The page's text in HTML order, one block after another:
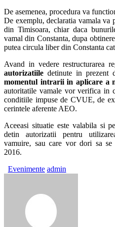
De asemenea, procedura va
De exemplu, declaratia vamala va
din Timisoara, chiar daca
vamal din Constanta, dupa
putea circula liber din Constanta
Avand in vedere restructurarea
autorizatiile detinute in prezent
momentul intrarii in aplicare a
autoritatile vamale vor verifica in
conditiile impuse de CVUE, de
cerintele aferente AEO.
Aceeasi situatie este valabila si
detin autorizatii pentru
vamuire, sau care vor dori sa
2016.
Evenimente admin